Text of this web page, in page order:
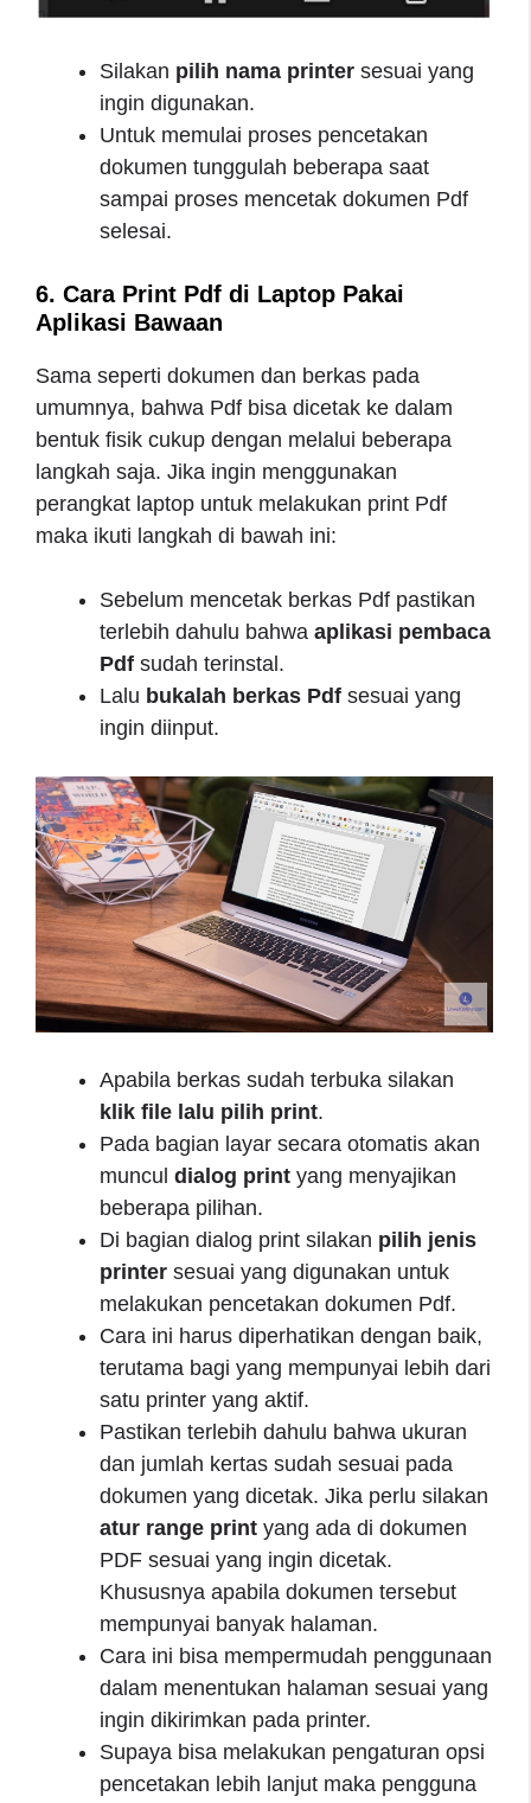
Silakan pilih nama printer sesuai yang
ingin digunakan.
Untuk memulai proses pencetakan
dokumen tunggulah beberapa saat
sampai proses mencetak dokumen Pdf
selesai.
6. Cara Print Pdf di Laptop Pakai
Aplikasi Bawaan
Sama seperti dokumen dan berkas pada
umumnya, bahwa Pdf bisa dicetak ke dalam
bentuk fisik cukup dengan melalui beberapa
langkah saja. Jika ingin menggunakan
perangkat laptop untuk melakukan print Pdf
maka ikuti langkah di bawah ini:
Sebelum mencetak berkas Pdf pastikan
terlebih dahulu bahwa aplikasi pembaca
Pdf sudah terinstal.
Lalu bukalah berkas Pdf sesuai yang
ingin diinput.
Apabila berkas sudah terbuka silakan
klik file lalu pilih print.
Pada bagian layar secara otomatis akan
muncul dialog print yang menyajikan
beberapa pilihan.
Di bagian dialog print silakan pilih jenis
printer sesuai yang digunakan untuk
melakukan pencetakan dokumen Pdf.
Cara ini harus diperhatikan dengan baik,
terutama bagi yang mempunyai lebih dari
satu printer yang aktif.
Pastikan terlebih dahulu bahwa ukuran
dan jumlah kertas sudah sesuai pada
dokumen yang dicetak. Jika perlu silakan
atur range print yang ada di dokumen
PDF sesuai yang ingin dicetak.
Khususnya apabila dokumen tersebut
mempunyai banyak halaman.
Cara ini bisa mempermudah penggunaan
dalam menentukan halaman sesuai yang
ingin dikirimkan pada printer.
Supaya bisa melakukan pengaturan opsi
pencetakan lebih lanjut maka pengguna